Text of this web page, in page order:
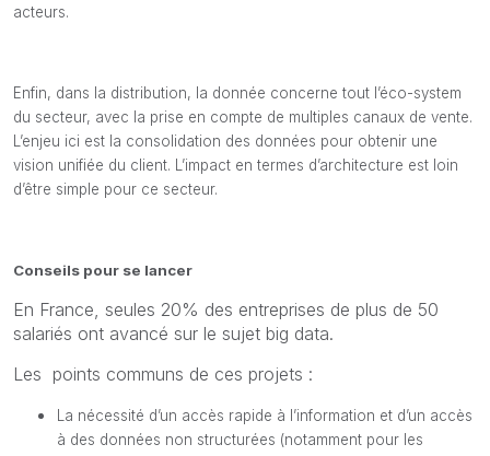
acteurs.
Enfin, dans la distribution, la donnée concerne tout l’éco-system
du secteur, avec la prise en compte de multiples canaux de vente.
L’enjeu ici est la consolidation des données pour obtenir une
vision unifiée du client. L’impact en termes d’architecture est loin
d’être simple pour ce secteur.
Conseils pour se lancer
En France, seules 20% des entreprises de plus de 50
salariés ont avancé sur le sujet big data.
Les points communs de ces projets :
La nécessité d’un accès rapide à l’information et d’un accès
à des données non structurées (notamment pour les